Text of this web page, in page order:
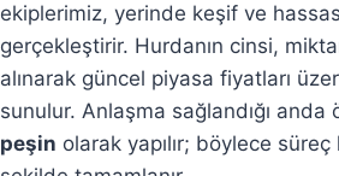
ekiplerimiz, yerinde keşif ve
gerçekleştirir. Hurdanın cinsi,
alınarak güncel piyasa fiyatları
sunulur. Anlaşma sağlandığı anda
peşin olarak yapılır; böylece süreç